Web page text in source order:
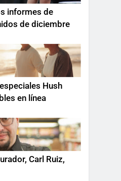
informes de
de diciembre
Hush
en línea
Carl Ruiz,